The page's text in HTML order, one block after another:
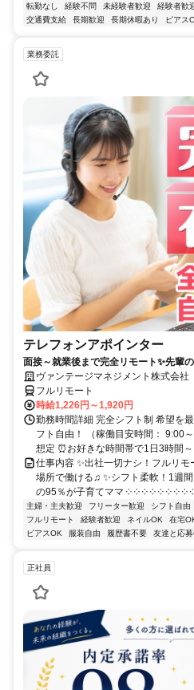
転勤なし
経験不問 未経験者歓迎 経験者歓
交通費支給
長期歓迎 長期休暇あり ピアス
業務委託
テレフォンアポインター
面接～就業後まで完全リモート✨先輩
ヴァンテージマネジメント株式会社
フルリモート
時給1,226円～1,920円
勤務時間詳細 完全シフト制 希望を
フト自由！ （稼働目安時間： 9:00
想定 ⏰お好きな時間帯で1日3時間～
仕事内容 ✨出社一切ナシ！フルリ
場所で働ける♫ ✨シフト柔軟！1週
の95％が子育てママ ༶ ༶ ༶ ༶ ༶ ༶ ༶ ༶ ༶
主婦・主夫歓迎 フリーター歓迎 シフト自由
フルリモート
経験者歓迎 ネイルOK 在宅
ピアスOK
服装自由 履歴書不要 友達と応
正社員